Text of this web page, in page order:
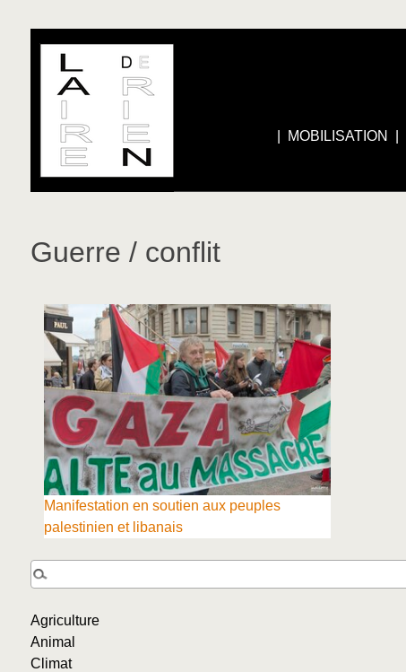
MOBILISATION
Guerre / conflit
Manifestation en soutien aux peuples
palestinien et libanais
Agriculture
Animal
Climat